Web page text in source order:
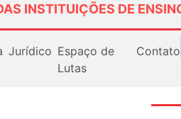
INSTITUIÇÕES DE
Jurídico Espaço de
Lutas
Contato